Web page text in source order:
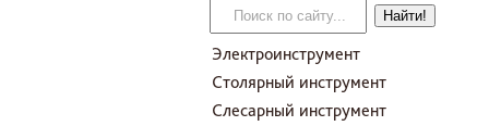
Электроинструмент
Столярный инструмент
Слесарный инструмент